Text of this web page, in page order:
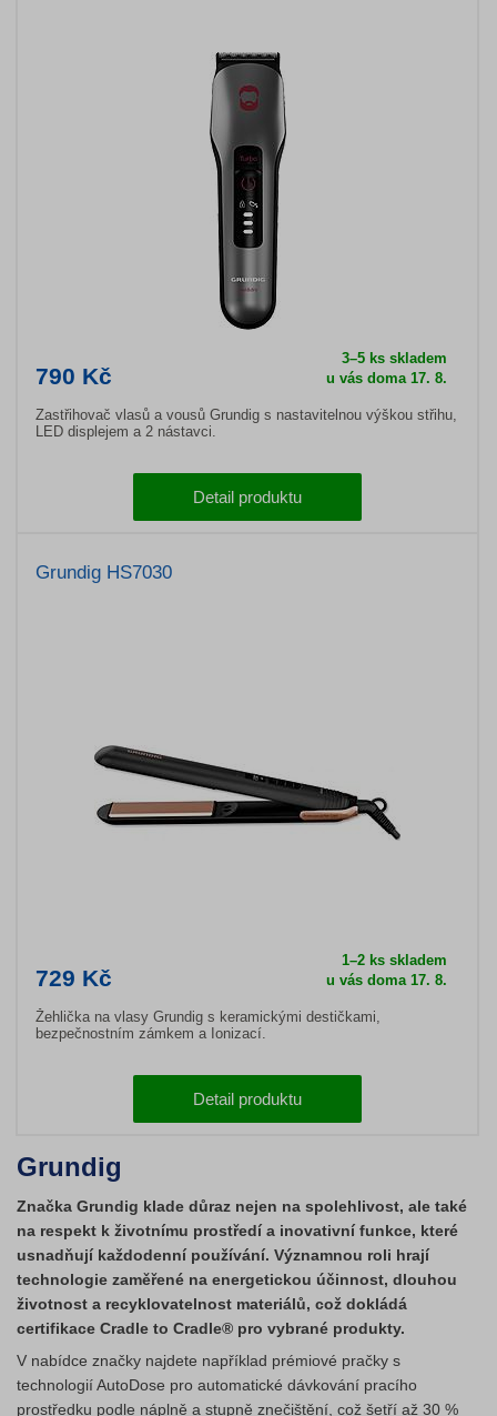
790 Kč
3–5 ks skladem
u vás doma 17. 8.
Zastřihovač vlasů a vousů Grundig s nastavitelnou výškou střihu,
LED displejem a 2 nástavci.
Detail produktu
Grundig HS7030
729 Kč
1–2 ks skladem
u vás doma 17. 8.
Žehlička na vlasy Grundig s keramickými destičkami,
bezpečnostním zámkem a Ionizací.
Detail produktu
Grundig
Značka Grundig klade důraz nejen na spolehlivost, ale také
na respekt k životnímu prostředí a inovativní funkce, které
usnadňují každodenní používání. Významnou roli hrají
technologie zaměřené na energetickou účinnost, dlouhou
životnost a recyklovatelnost materiálů, což dokládá
certifikace Cradle to Cradle® pro vybrané produkty.
V nabídce značky najdete například prémiové pračky s
technologií AutoDose pro automatické dávkování pracího
prostředku podle náplně a stupně znečištění, což šetří až 30 %